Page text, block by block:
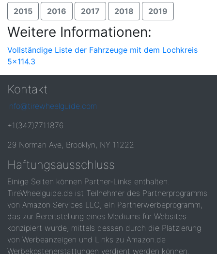
2015 2016 2017 2018 2019
Weitere Informationen:
Vollständige Liste der Fahrzeuge mit dem Lochkreis
5x114.3
Kontakt
info@tirewheelguide.com
+1(347)7711876
29 Norman Ave, Brooklyn, NY 11222
Haftungsausschluss
Einige Seiten können Partner-Links enthalten.
TireWheelguide.de ist Teilnehmer des Partnerprogramms
von Amazon Services LLC, ein Partnerwerbeprogramm,
das zur Bereitstellung eines Mediums für Websites
konzipiert wurde, mittels dessen durch die Platzierung
von Werbeanzeigen und Links zu Amazon.de
Werbekostenerstattungen verdient werden können.